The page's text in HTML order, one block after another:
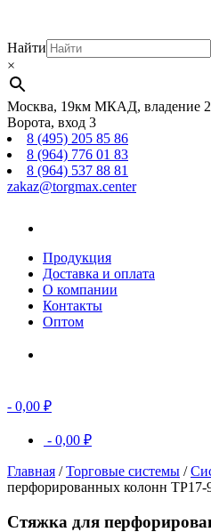
Найти
×
Москва, 19км МКАД, владение
Ворота, вход 3
8 (495) 205 85 86
8 (964) 776 01 83
8 (964) 537 88 81
zakaz@torgmax.center
Продукция
Доставка и оплата
О компании
Контакты
Оптом
- 0,00 ₽
- 0,00 ₽
Главная /Торговые системы /
перфорированных колонн TP17-
Стяжка для